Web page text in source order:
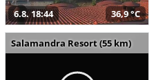
6.8. 18:44 36,9 °C
Salamandra Resort (55 km)